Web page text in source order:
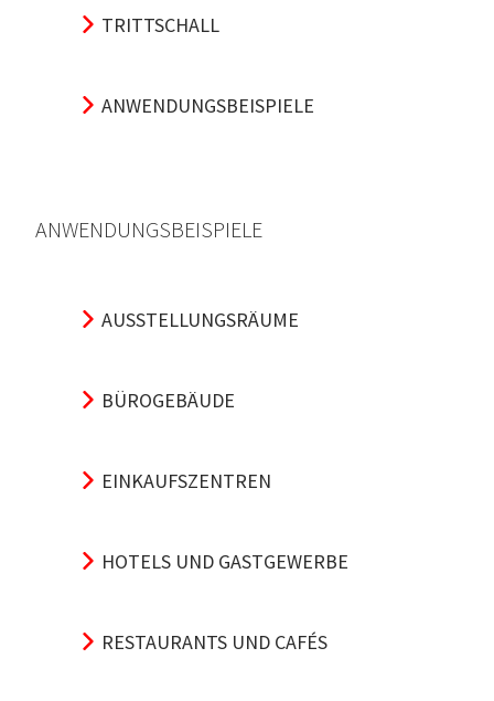
TRITTSCHALL
ANWENDUNGSBEISPIELE
ANWENDUNGSBEISPIELE
AUSSTELLUNGSRÄUME
BÜROGEBÄUDE
EINKAUFSZENTREN
HOTELS UND GASTGEWERBE
RESTAURANTS UND CAFÉS